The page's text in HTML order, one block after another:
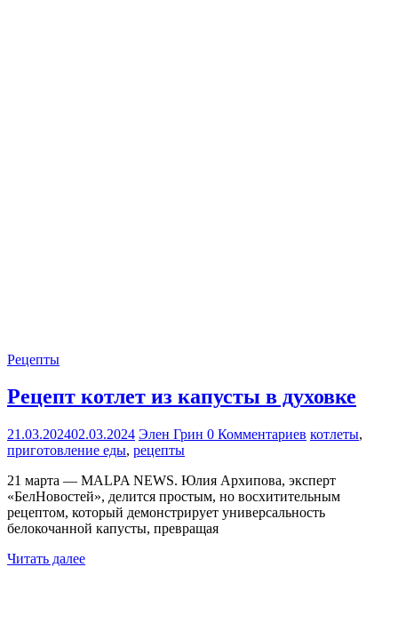
Рецепты
Рецепт котлет из капусты в духовке
21.03.202402.03.2024 Элен Грин 0 Комментариев котлеты,
приготовление еды, рецепты
21 марта — MALPA NEWS. Юлия Архипова, эксперт
«БелНовостей», делится простым, но восхитительным
рецептом, который демонстрирует универсальность
белокочанной капусты, превращая
Читать далее